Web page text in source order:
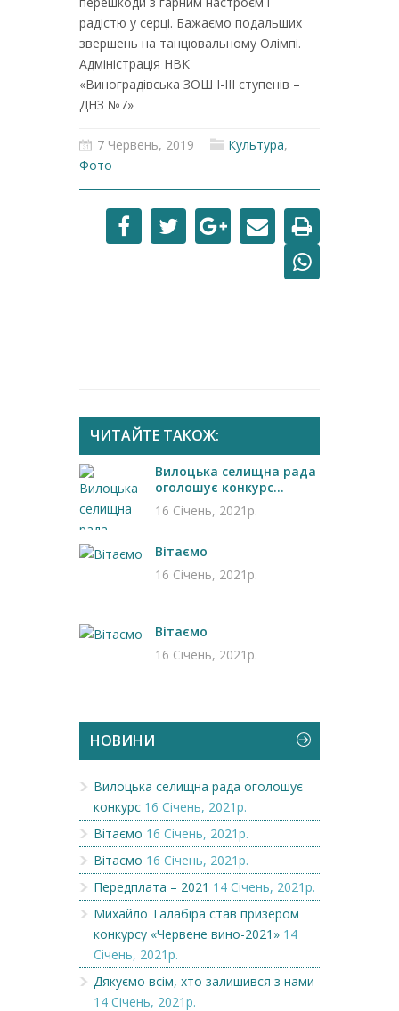
радістю у серці. Бажаємо подальших
звершень на танцювальному Олімпі.
Адміністрація НВК
«Виноградівська ЗОШ І-ІІІ ступенів –
ДНЗ №7»
7 Червень, 2019 Культура,
Фото
ЧИТАЙТЕ ТАКОЖ:
Вилоцька селищна рада
оголошує конкурс...
16 Січень, 2021р.
Вітаємо
16 Січень, 2021р.
Вітаємо
16 Січень, 2021р.
НОВИНИ
Вилоцька селищна рада оголошує
конкурс 16 Січень, 2021р.
Вітаємо 16 Січень, 2021р.
Вітаємо 16 Січень, 2021р.
Передплата – 2021 14 Січень, 2021р.
Михайло Талабіра став призером
конкурсу «Червене вино-2021» 14
Січень, 2021р.
Дякуємо всім, хто залишився з нами
14 Січень, 2021р.